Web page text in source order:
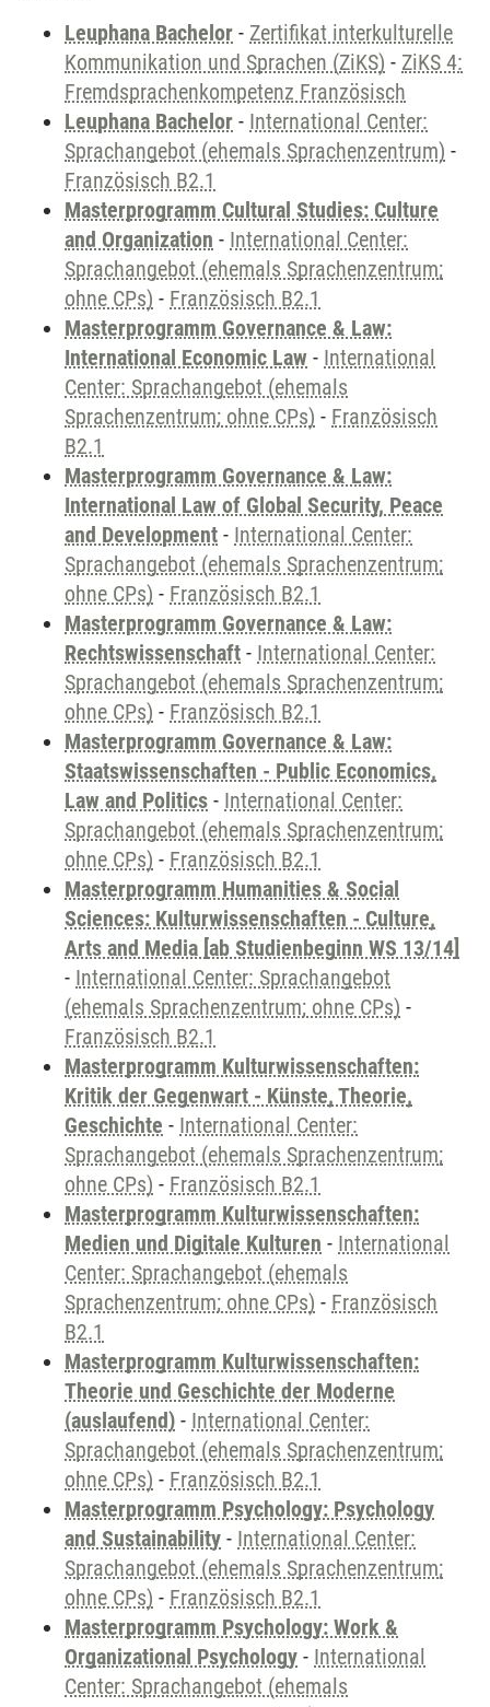
Leuphana Bachelor - Zertifikat interkulturelle
Kommunikation und Sprachen (ZiKS) - ZiKS 4:
Fremdsprachenkompetenz Französisch
Leuphana Bachelor - International Center:
Sprachangebot (ehemals Sprachenzentrum) -
Französisch B2.1
Masterprogramm Cultural Studies: Culture
and Organization - International Center:
Sprachangebot (ehemals Sprachenzentrum;
ohne CPs) - Französisch B2.1
Masterprogramm Governance & Law:
International Economic Law - International
Center: Sprachangebot (ehemals
Sprachenzentrum; ohne CPs) - Französisch
B2.1
Masterprogramm Governance & Law:
International Law of Global Security, Peace
and Development - International Center:
Sprachangebot (ehemals Sprachenzentrum;
ohne CPs) - Französisch B2.1
Masterprogramm Governance & Law:
Rechtswissenschaft - International Center:
Sprachangebot (ehemals Sprachenzentrum;
ohne CPs) - Französisch B2.1
Masterprogramm Governance & Law:
Staatswissenschaften - Public Economics,
Law and Politics - International Center:
Sprachangebot (ehemals Sprachenzentrum;
ohne CPs) - Französisch B2.1
Masterprogramm Humanities & Social
Sciences: Kulturwissenschaften - Culture,
Arts and Media [ab Studienbeginn WS 13/14]
- International Center: Sprachangebot
(ehemals Sprachenzentrum; ohne CPs) -
Französisch B2.1
Masterprogramm Kulturwissenschaften:
Kritik der Gegenwart - Künste, Theorie,
Geschichte - International Center:
Sprachangebot (ehemals Sprachenzentrum;
ohne CPs) - Französisch B2.1
Masterprogramm Kulturwissenschaften:
Medien und Digitale Kulturen - International
Center: Sprachangebot (ehemals
Sprachenzentrum; ohne CPs) - Französisch
B2.1
Masterprogramm Kulturwissenschaften:
Theorie und Geschichte der Moderne
(auslaufend) - International Center:
Sprachangebot (ehemals Sprachenzentrum;
ohne CPs) - Französisch B2.1
Masterprogramm Psychology: Psychology
and Sustainability - International Center:
Sprachangebot (ehemals Sprachenzentrum;
ohne CPs) - Französisch B2.1
Masterprogramm Psychology: Work &
Organizational Psychology - International
Center: Sprachangebot (ehemals